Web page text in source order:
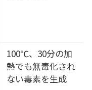
100℃、30分の加
熱でも無毒化され
ない毒素を生成